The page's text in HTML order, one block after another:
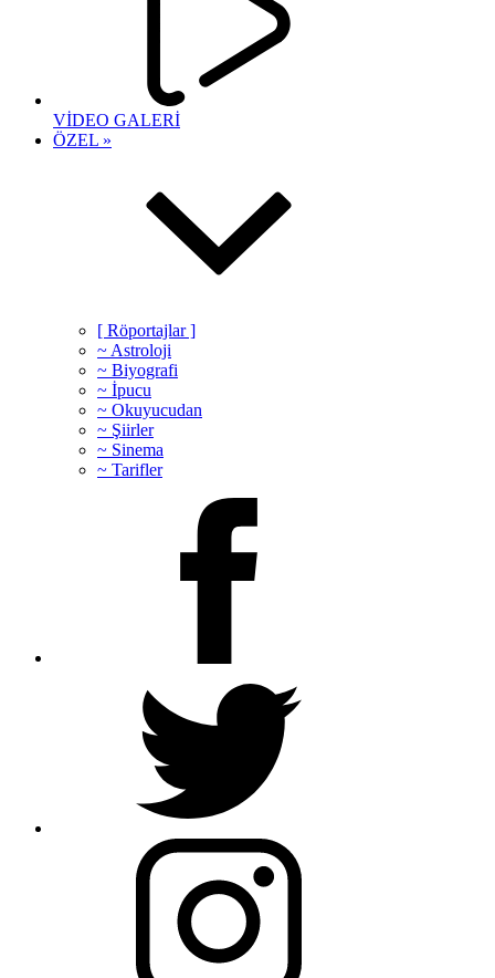
VİDEO GALERİ
ÖZEL »
[ Röportajlar ]
~ Astroloji
~ Biyografi
~ İpucu
~ Okuyucudan
~ Şiirler
~ Sinema
~ Tarifler